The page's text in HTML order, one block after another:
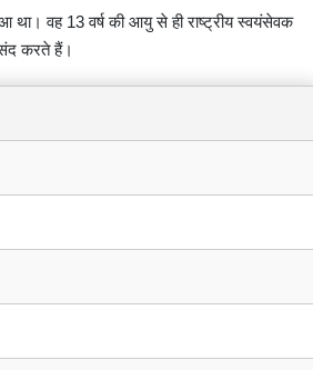
था। वह 13 वर्ष की आयु से ही राष्ट्रीय स्वयंसेवक
करते हैं।